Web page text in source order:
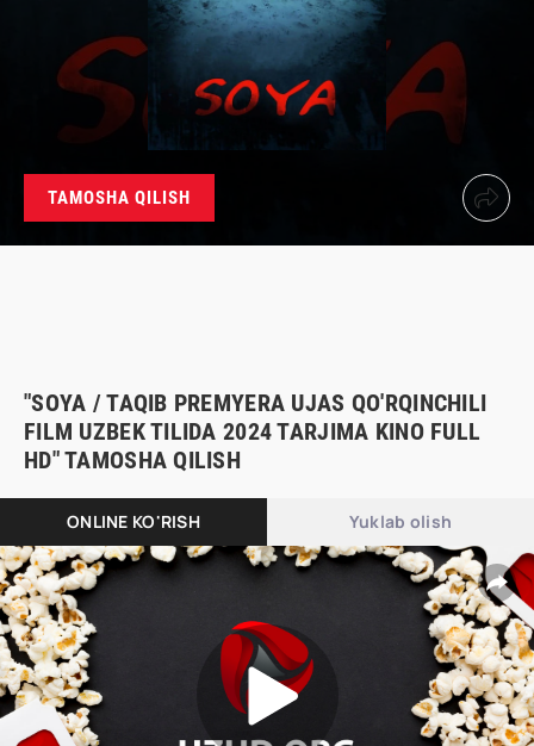
TAMOSHA QILISH
"SOYA / TAQIB PREMYERA UJAS QO'RQINCHILI
FILM UZBEK TILIDA 2024 TARJIMA KINO FULL
HD" TAMOSHA QILISH
ONLINE KO'RISH Yuklab olish